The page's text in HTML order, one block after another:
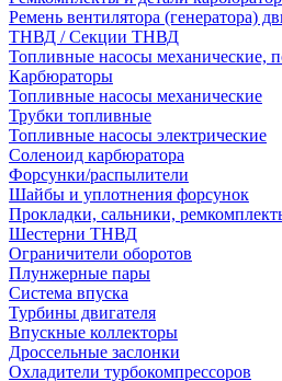
Ремень вентилятора (генератора)
ТНВД / Секции ТНВД
Топливные насосы механические,
Карбюраторы
Топливные насосы механические
Трубки топливные
Топливные насосы электрические
Соленоид карбюратора
Форсунки/распылители
Шайбы и уплотнения форсунок
Прокладки, сальники,
Шестерни ТНВД
Ограничители оборотов
Плунжерные пары
Система впуска
Турбины двигателя
Впускные коллекторы
Дроссельные заслонки
Охладители турбокомпрессоров